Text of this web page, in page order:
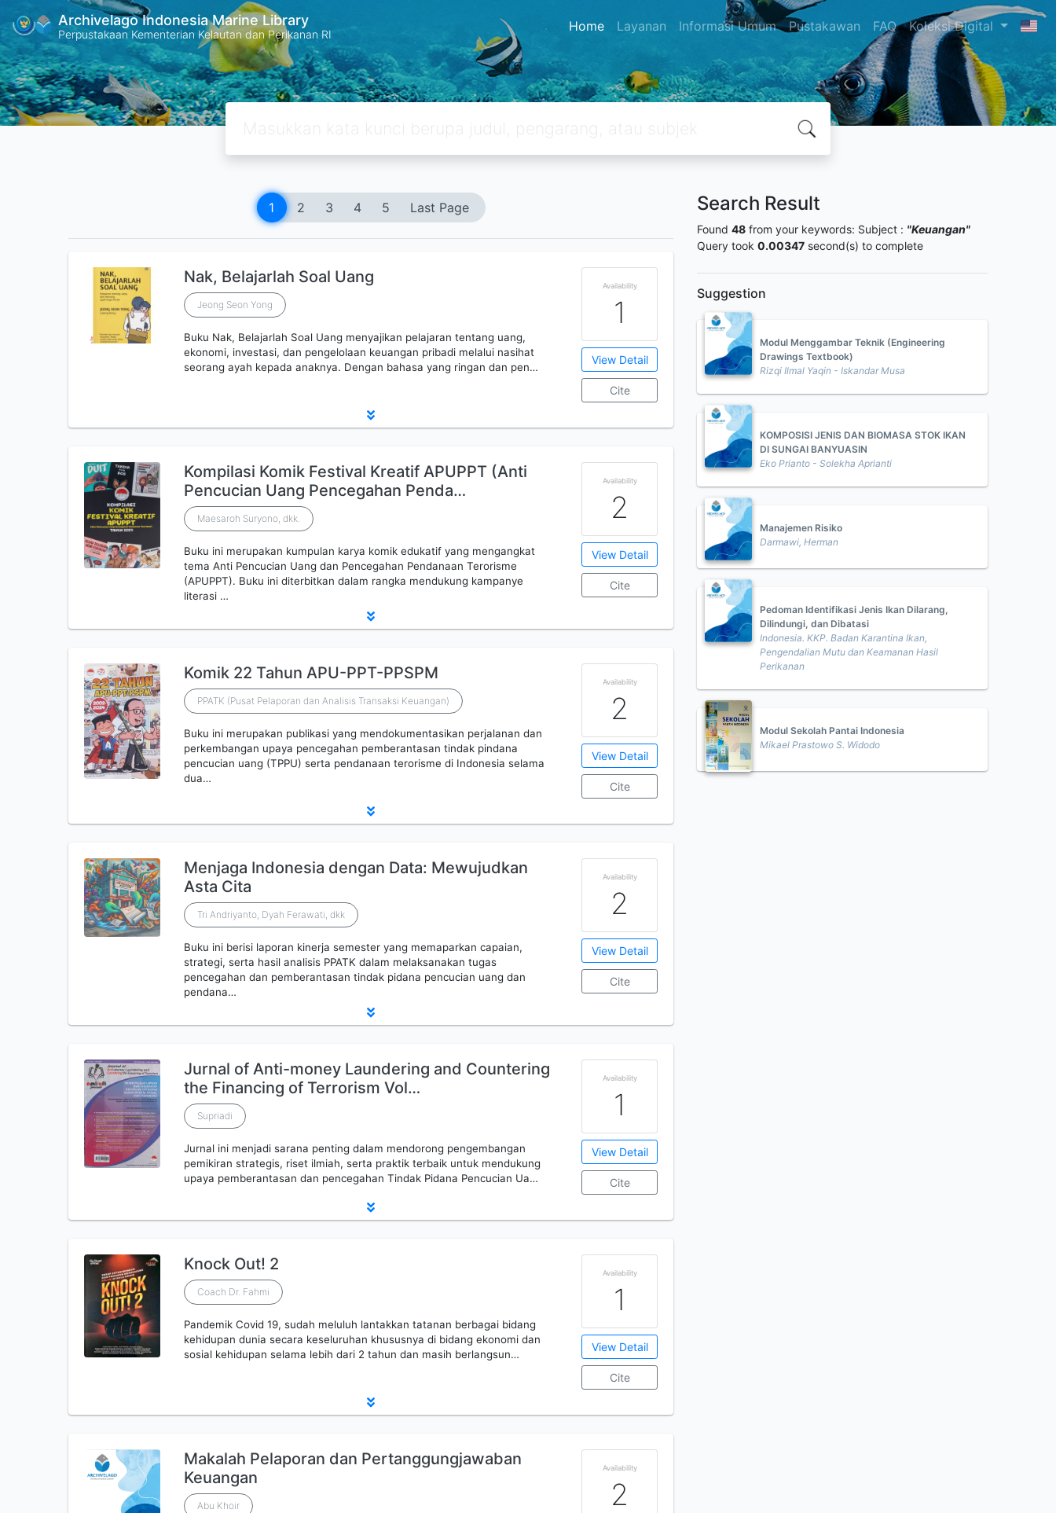
Archivelago Indonesia Marine Library
Perpustakaan Kementerian Kelautan dan Perikanan RI Home Layanan Informasi Umum Pustakawan FAQ Koleksi Digital
1 2 3 4 5 Last Page
Nak, Belajarlah Soal Uang
Jeong Seon Yong
Buku Nak, Belajarlah Soal Uang menyajikan pelajaran tentang uang,
ekonomi, investasi, dan pengelolaan keuangan pribadi melalui nasihat
seorang ayah kepada anaknya. Dengan bahasa yang ringan dan pen…
Availability
1
View Detail
Cite
Kompilasi Komik Festival Kreatif APUPPT (Anti
Pencucian Uang Pencegahan Penda…
Maesaroh Suryono, dkk.
Buku ini merupakan kumpulan karya komik edukatif yang mengangkat
tema Anti Pencucian Uang dan Pencegahan Pendanaan Terorisme
(APUPPT). Buku ini diterbitkan dalam rangka mendukung kampanye
literasi …
Availability
2
View Detail
Cite
Komik 22 Tahun APU-PPT-PPSPM
PPATK (Pusat Pelaporan dan Analisis Transaksi Keuangan)
Buku ini merupakan publikasi yang mendokumentasikan perjalanan dan
perkembangan upaya pencegahan pemberantasan tindak pindana
pencucian uang (TPPU) serta pendanaan terorisme di Indonesia selama
dua…
Availability
2
View Detail
Cite
Menjaga Indonesia dengan Data: Mewujudkan
Asta Cita
Tri Andriyanto, Dyah Ferawati, dkk
Buku ini berisi laporan kinerja semester yang memaparkan capaian,
strategi, serta hasil analisis PPATK dalam melaksanakan tugas
pencegahan dan pemberantasan tindak pidana pencucian uang dan
pendana…
Availability
2
View Detail
Cite
Jurnal of Anti-money Laundering and Countering
the Financing of Terrorism Vol…
Supriadi
Jurnal ini menjadi sarana penting dalam mendorong pengembangan
pemikiran strategis, riset ilmiah, serta praktik terbaik untuk mendukung
upaya pemberantasan dan pencegahan Tindak Pidana Pencucian Ua…
Availability
1
View Detail
Cite
Knock Out! 2
Coach Dr. Fahmi
Pandemik Covid 19, sudah meluluh lantakkan tatanan berbagai bidang
kehidupan dunia secara keseluruhan khususnya di bidang ekonomi dan
sosial kehidupan selama lebih dari 2 tahun dan masih berlangsun…
Availability
1
View Detail
Cite
Makalah Pelaporan dan Pertanggungjawaban
Keuangan
Abu Khoir
Availability
2
Search Result
Found 48 from your keywords: Subject : "Keuangan"
Query took 0.00347 second(s) to complete
Suggestion
Modul Menggambar Teknik (Engineering
Drawings Textbook)
Rizqi Ilmal Yaqin - Iskandar Musa
KOMPOSISI JENIS DAN BIOMASA STOK IKAN
DI SUNGAI BANYUASIN
Eko Prianto - Solekha Aprianti
Manajemen Risiko
Darmawi, Herman
Pedoman Identifikasi Jenis Ikan Dilarang,
Dilindungi, dan Dibatasi
Indonesia. KKP. Badan Karantina Ikan,
Pengendalian Mutu dan Keamanan Hasil
Perikanan
Modul Sekolah Pantai Indonesia
Mikael Prastowo S. Widodo